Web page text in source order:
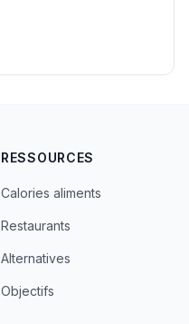
RESSOURCES
Calories aliments
Restaurants
Alternatives
Objectifs